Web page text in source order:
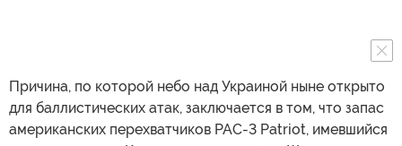
Причина, по которой небо над Украиной ныне открыто
для баллистических атак, заключается в том, что запас
американских перехватчиков PAC-3 Patriot, имевшийся